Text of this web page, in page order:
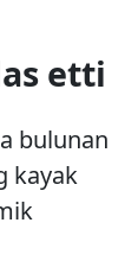
etti
bulunan
kayak